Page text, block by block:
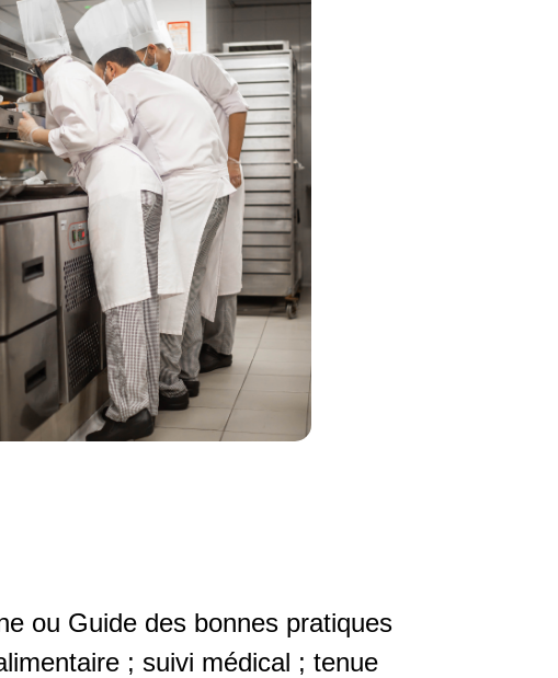
ou Guide des bonnes pratiques
; suivi médical ; tenue